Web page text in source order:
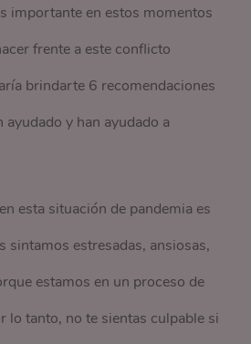
importante en estos momentos
frente a este conflicto
brindarte 6 recomendaciones
ayudado y han ayudado a
esta situación de pandemia es
sintamos estresadas, ansiosas,
estamos en un proceso de
lo tanto, no te sientas culpable si